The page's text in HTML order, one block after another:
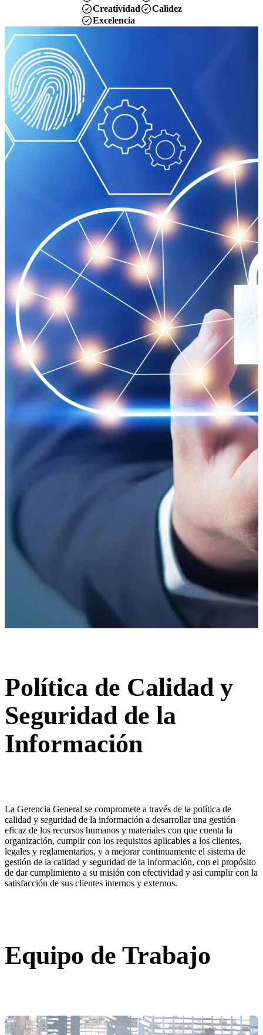
Creatividad
Excelencia
Calidez
Política de Calidad y
Seguridad de la
Información
La Gerencia General se compromete a través de la política de
calidad y seguridad de la información a desarrollar una gestión
eficaz de los recursos humanos y materiales con que cuenta la
organización, cumplir con los requisitos aplicables a los clientes,
legales y reglamentarios, y a mejorar continuamente el sistema de
gestión de la calidad y seguridad de la información, con el propósito
de dar cumplimiento a su misión con efectividad y así cumplir con la
satisfacción de sus clientes internos y externos.
Equipo de Trabajo